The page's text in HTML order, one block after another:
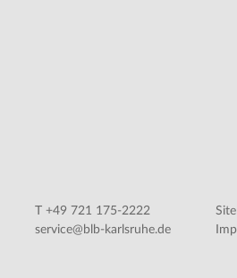
T +49 721 175-2222
service@blb-karlsruhe.de